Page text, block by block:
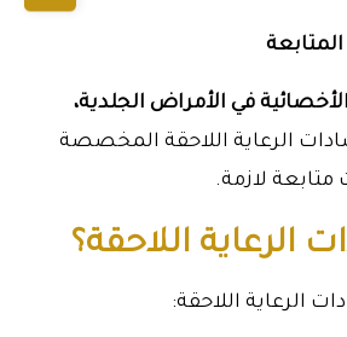
في الأمراض الجلدية،
الرعاية اللاحقة المخصصة
لازمة.
الرعاية اللاحقة؟
الرعاية اللاحقة: